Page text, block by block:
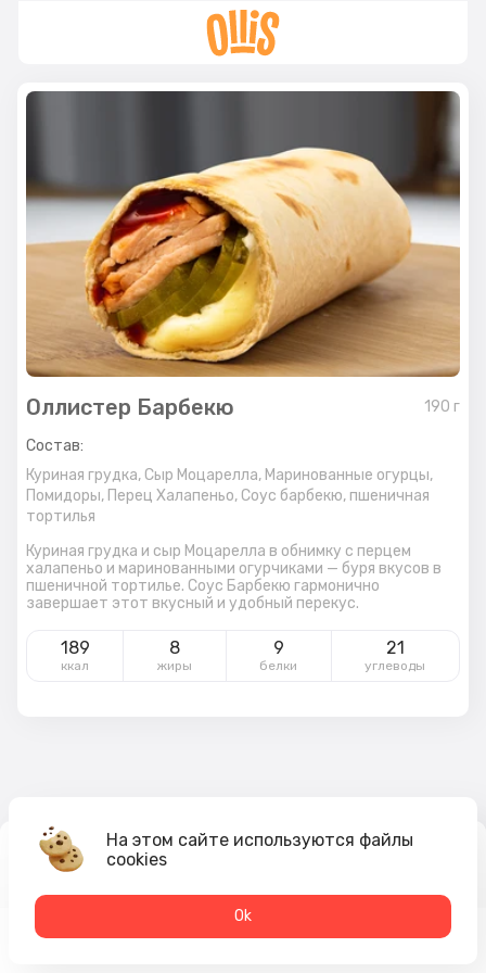
Оллистер Барбекю 190 г
Состав:
Куриная грудка, Сыр Моцарелла, Маринованные огурцы,
Помидоры, Перец Халапеньо, Соус барбекю, пшеничная
тортилья
Куриная грудка и сыр Моцарелла в обнимку с перцем
халапеньо и маринованными огурчиками — буря вкусов в
пшеничной тортилье. Соус Барбекю гармонично
завершает этот вкусный и удобный перекус.
189
ккал
8
жиры
9
белки
21
углеводы
299₽
На этом сайте используются файлы
cookies
Оk